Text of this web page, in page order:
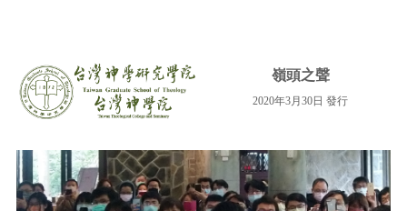
2021年
2022年
嶺頭之聲
2020年3月30日 發行